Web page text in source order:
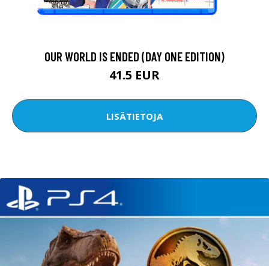
OUR WORLD IS ENDED (DAY ONE EDITION)
41.5 EUR
LISÄTIETOJA